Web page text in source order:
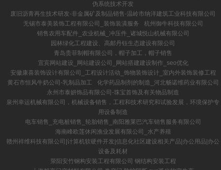
伪系统技术开发
废旧沥青再生技术研发-非金属矿及制品销售-温岭市纳洋建筑工业科技有限公司
无锡市泰美装饰工程有限公司_装饰装潢服务
杭州御牛科技有限公司
销售农用车配件_农业机械_冲压件_诸城悦山机械有限公司
园林绿化工程建设、高邮丹钰生态建设有限公司
青岛贵菲制帽有限公司，帽子加工，帽子销售
宜宾网站建设_网站建设公司_网站搭建建设制作_seo优化
安徽康喜装饰设计有限公司_工程设计活动_饰物装饰设计_室内外装饰装修工程
黄石市恒风牛奶公司-乳制品加工
化学药品制剂的制造_河北畅诺维药业有限公司
永州市泰妍饰品有限公司-珠宝首饰及有关物品制造
泉州幸运机械有限公司，机械设备销售，工程和技术研究和试验发展，环境保护专
用设备制造
电车销售_充电桩销售_轮胎销售_南阳雅莱巴汽车销售服务有限公司
海南峰欧莲休闲渔业发展有限公司_水产养殖
赣州祥维科技有限公司|计算机软硬件开发|信息化社区建设相关产品|办公用品|办公
设备及耗材
荥阳安竹钢构安装工程有限公司 钢结构安装工程